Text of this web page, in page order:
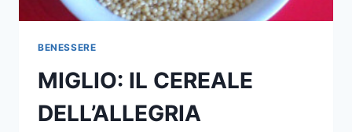
BENESSERE
MIGLIO: IL CEREALE
DELL’ALLEGRIA